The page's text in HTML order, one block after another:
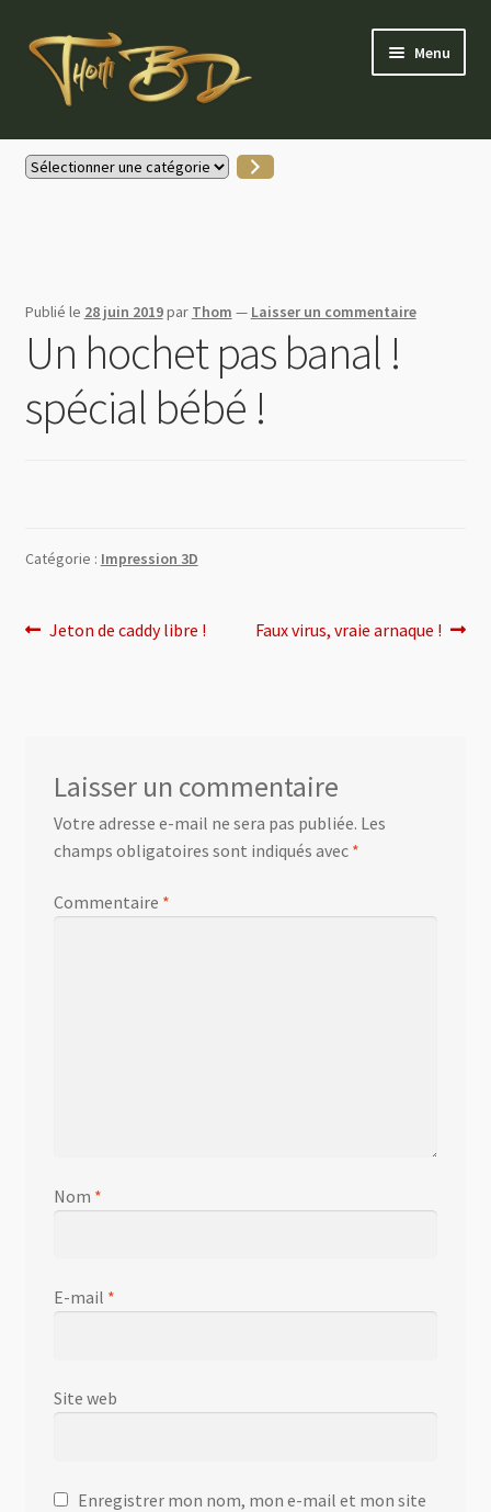
Aller
Aller
au
contenu
Menu
Accueil
Actus
Contactez-moi
Mon compte
Sélectionner
Publié le 28 juin 2019par Thom — Laisser un commentaire
Un hochet pas banal !
spécial bébé !
Catégorie : Impression 3D
Navigation
Article
Jeton de caddy libre !
Article
Faux virus, vraie arnaque !
Laisser un commentaire
Votre adresse e-mail ne sera pas publiée. Les
champs obligatoires sont indiqués avec *
Commentaire *
Nom *
E-mail *
Site web
Enregistrer mon nom, mon e-mail et mon site